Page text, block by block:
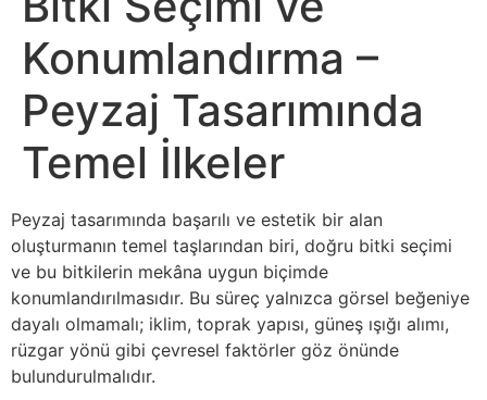
Konumlandırma –
Peyzaj Tasarımında
Temel İlkeler
Peyzaj tasarımında başarılı ve estetik bir alan
oluşturmanın temel taşlarından biri, doğru bitki seçimi
ve bu bitkilerin mekâna uygun biçimde
konumlandırılmasıdır. Bu süreç yalnızca görsel beğeniye
dayalı olmamalı; iklim, toprak yapısı, güneş ışığı alımı,
rüzgar yönü gibi çevresel faktörler göz önünde
bulundurulmalıdır.